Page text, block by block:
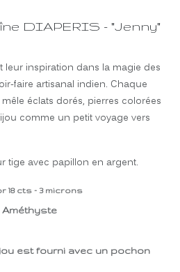
DIAPERIS - "Jenny"
leur inspiration dans la magie des
faire artisanal indien. Chaque
éclats dorés, pierres colorées
comme un petit voyage vers
tige avec papillon en argent.
18 cts - 3 microns
Améthyste
est fourni avec un pochon